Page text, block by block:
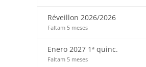
Réveillon 2026/2026
Faltam 5 meses
Enero 2027 1ª quinc.
Faltam 5 meses